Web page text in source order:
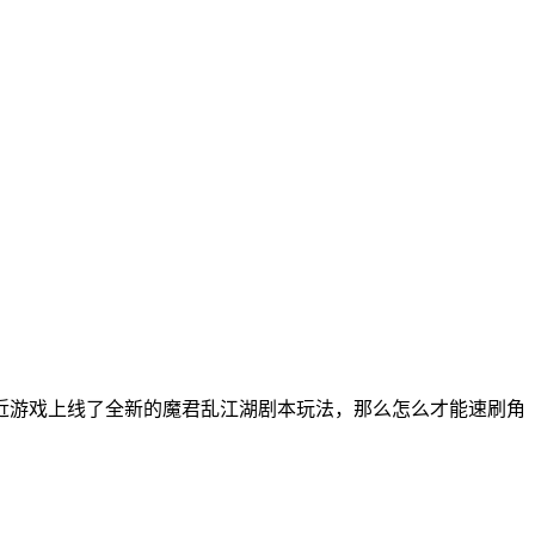
戏上线了全新的魔君乱江湖剧本玩法，那么怎么才能速刷角